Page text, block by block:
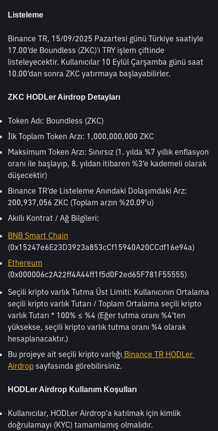
Listeleme
Binance TR, 15/09/2025 Pazartesi günü Türkiye saatiyle
17.00’de Boundless (ZKC)’ı TRY işlem çiftinde
listeleyecektir. Kullanıcılar 10 Eylül Çarşamba günü saat
10.00’dan sonra ZKC yatırmaya başlayabilirler.
ZKC HODLer Airdrop Detayları
Token Adı: Boundless (ZKC)
İlk Toplam Token Arzı: 1,000,000,000 ZKC
Maksimum Token Arzı: Sınırsız (1. yılda %7 yıllık enflasyon
oranı ile başlayıp, 8. yıldan itibaren %3’e kademeli olarak
düşecektir)
Binance TR’de Listeleme Anındaki Dolaşımdaki Arz:
200,937,056 ZKC (Toplam arzın %20.09’u)
Akıllı Kontrat / Ağ Bilgileri:
BNB Smart Chain
(0x15247e6E23D3923a853cCf15940A20CCdf16e94a)
Ethereum
(0x000006c2A22ff4A44ff1f5d0F2ed65F781F55555)
Seçili kripto varlık Tutma Üst Limiti: Kullanıcının Ortalama
seçili kripto varlık Tutarı / Toplam Ortalama seçili kripto
varlık Tutarı * 100% ≤ %4 (Eğer tutma oranı %4’ten
yüksekse, seçili kripto varlık tutma oranı %4 olarak
hesaplanacaktır.)
Bu projeye ait seçili kripto varlığı Binance TR HODLer
Airdrop sayfasında görebilirsiniz.
HODLer Airdrop Kullanım Koşulları
Kullanıcılar, HODLer Airdrop’a katılmak için kimlik
doğrulamayı (KYC) tamamlamış olmalıdır.